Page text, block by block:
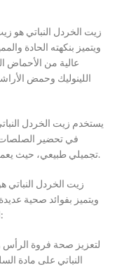
زيت الخردل النباتي هو
ويتميز بنكهته الحادة
عالية من الأحماض
اللينوليك وحمض
يستخدم زيت الخردل
في تحضير الصلصات
تجميلي طبيعي، حيث يعمل على تنظيف البشرة وتقشيرها وترطيبها.
زيت الخردل
ويتميز بفوائد صحية
الاستعمالات الشائعة لزيت الخردل النباتي:
لتعزيز صحة فروة الرأس
النباتي على مادة